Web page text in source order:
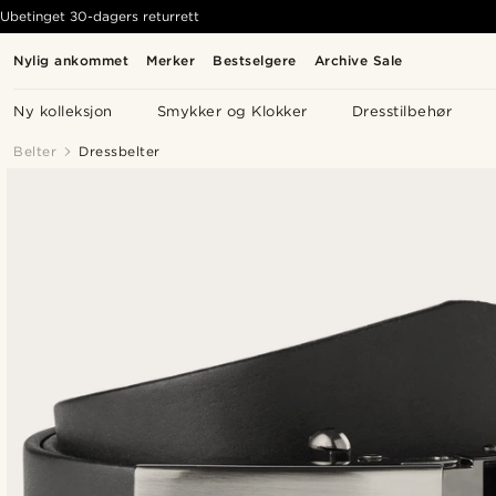
Nylig ankommet Merker Bestselgere Archive Sale
Ny kolleksjon Smykker og Klokker Dresstilbehør
Ubetinget 30-dagers returrett
Belter Dressbelter